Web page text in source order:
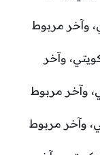
كويتي، وآخر مربوط
دينار كويتي، وآخر
كويتي، وآخر مربوط
كويتي، وآخر مربوط